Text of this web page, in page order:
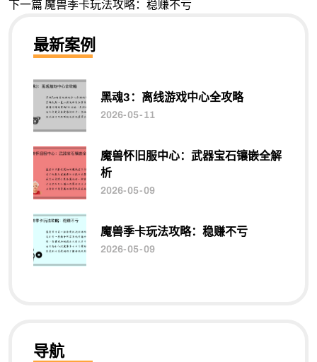
下一篇 魔兽季卡玩法攻略：稳赚不亏
最新案例
黑魂3：离线游戏中心全攻略
2026-05-11
魔兽怀旧服中心：武器宝石镶嵌全解
析
2026-05-09
魔兽季卡玩法攻略：稳赚不亏
2026-05-09
导航